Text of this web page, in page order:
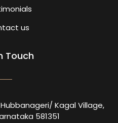
us
Touch
Kagal Village,
581351